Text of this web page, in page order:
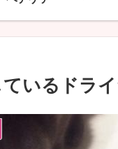
いるドラ